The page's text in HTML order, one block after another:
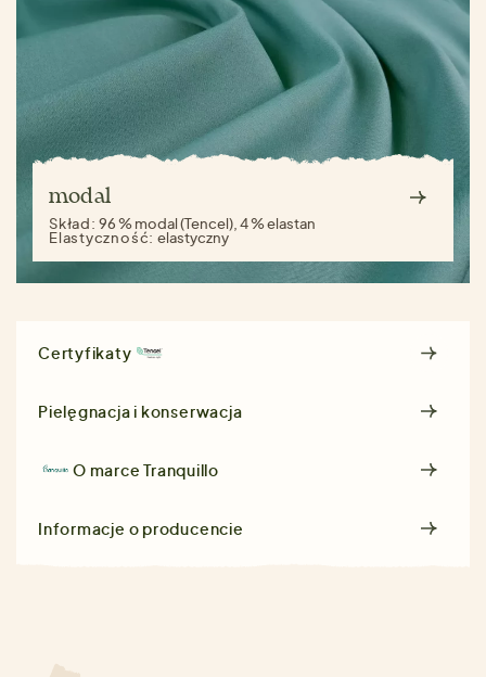
modal
Skład:96 % modal (Tencel), 4 % elastan
Elastyczność: elastyczny
Certyfikaty
Pielęgnacja i konserwacja
O marceTranquillo
Informacje o producencie